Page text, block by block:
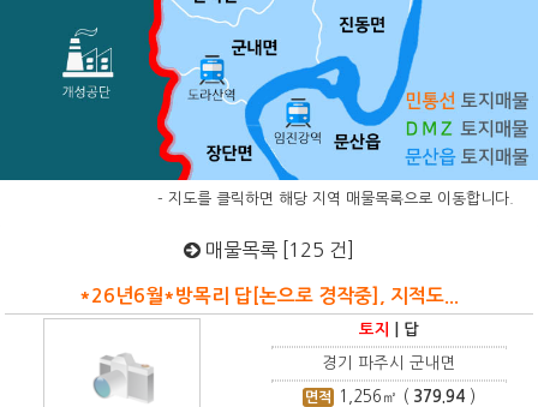
- 지도를 클릭하면 해당 지역 매물목록으로 이동합니다.
매물목록 [125 건]
*26년6월*방목리 답[논으로 경작중], 지적도...
토지 답
경기 파주시 군내면
면적 1,256 ㎡ ( 379.94 )